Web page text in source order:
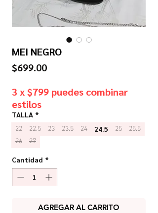
MEI NEGRO
$699.00Precio
3 x $799 puedes combinar
estilos
TALLA *
22 22.5 23 23.5 24 24.5 25
25.5
26
27
Cantidad *
AGREGAR AL CARRITO